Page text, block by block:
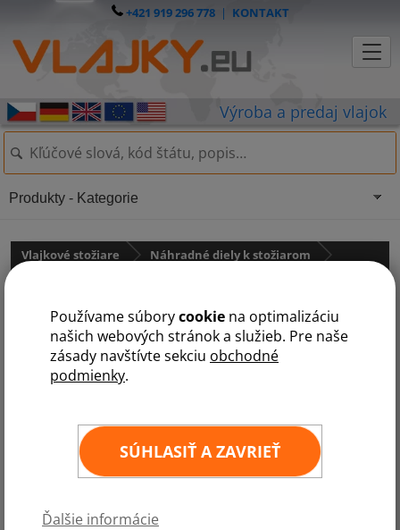
Používame súborycookie na optimalizáciu
našich webových stránok a služieb. Pre naše
zásady navštívte sekciu obchodné
podmienky.
SÚHLASIŤ A ZAVRIEŤ
Ďalšie informácie
+421 919 296 778| KONTAKT
Vlajkové stožiare
Náhradné diely k stožiarom
D K L N O P R S Ú Z
Lanko s kevlarovým jadrom
Produkty - Kategorie